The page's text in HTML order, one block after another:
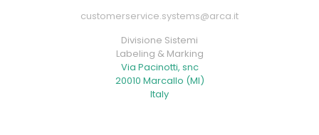
customerservice.systems@arca.it
Divisione Sistemi
Labeling & Marking
Via Pacinotti, snc
20010 Marcallo (MI)
Italy